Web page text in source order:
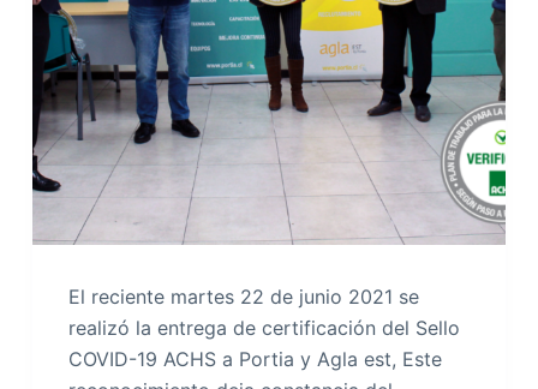
El reciente martes 22 de junio 2021 se
realizó la entrega de certificación del Sello
COVID-19 ACHS a Portia y Agla est, Este